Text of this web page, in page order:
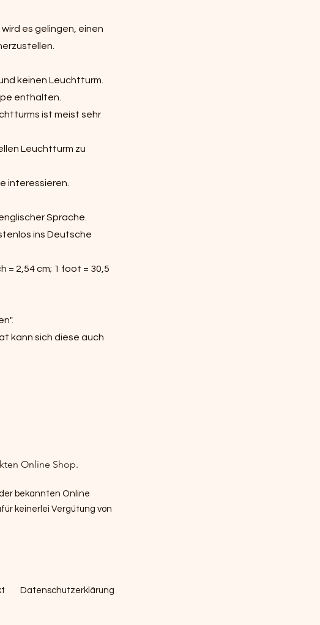
es gelingen, einen
keinen Leuchtturm.
enthalten.
ist meist sehr
Leuchtturm zu
interessieren.
Sprache.
ins Deutsche
= 2,54 cm; 1 foot = 30,5
kann sich diese auch
Online Shop.
bekannten Online
keinerlei Vergütung von
Datenschutzerklärung